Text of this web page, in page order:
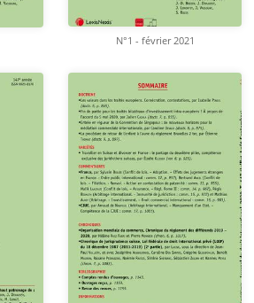
N°1 - février 2021